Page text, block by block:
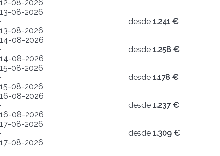
12-08-2026
13-08-2026
·
13-08-2026
desde 1.241 €
14-08-2026
·
14-08-2026
desde 1.258 €
15-08-2026
·
15-08-2026
desde 1.178 €
16-08-2026
·
16-08-2026
desde 1.237 €
17-08-2026
·
17-08-2026
desde 1.309 €